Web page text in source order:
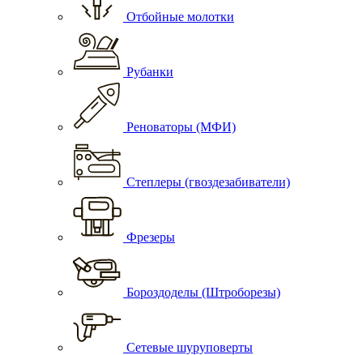
Отбойные молотки
Рубанки
Реноваторы (МФИ)
Степлеры (гвоздезабиватели)
Фрезеры
Бороздоделы (Штроборезы)
Сетевые шуруповерты